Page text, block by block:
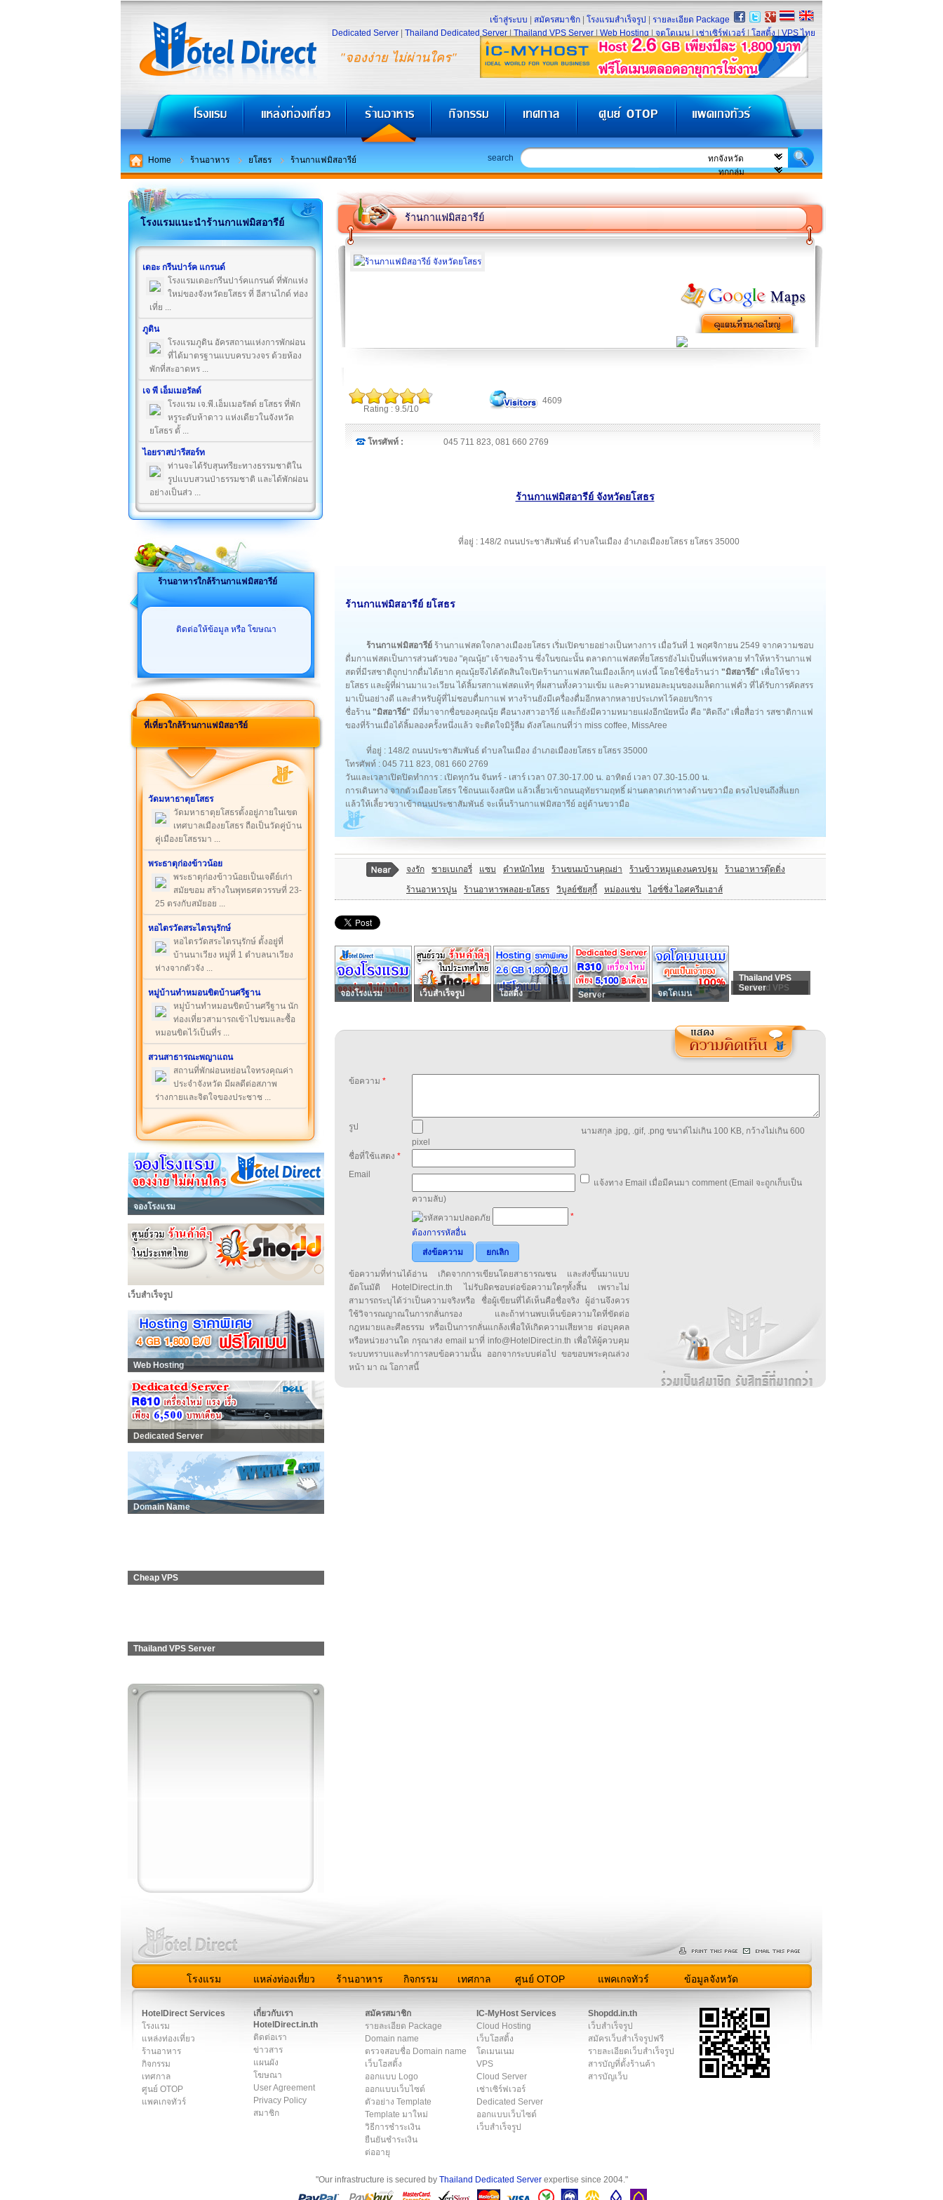
"จองง่าย ไม่ผ่านใคร"
เข้าสู่ระบบ สมัครสมาชิก โรงแรมสำเร็จรูป
รายละเอียด Package
Dedicated Server
Thailand Dedicated Server Thailand VPS Server Web Hosting จดโดเมน เช่าเซิร์ฟเวอร์ โฮสติ้ง VPS ไทย
Home ร้านอาหาร ยโสธร ร้านกาแฟมิสอารีย์ search
โรงแรมแนะนำร้านกาแฟมิสอารีย์
เดอะ กรีนปาร์ค แกรนด์
โรงแรมเดอะกรีนปาร์คแกรนด์ ที่พักแห่ง
ใหม่ของจังหวัดยโสธร ที่ อีสานไกด์ ท่อง
เที่ย ...
ภูดิน
โรงแรมภูดิน อัครสถานแห่งการพักผ่อน
ที่ได้มาตรฐานแบบครบวงจร ด้วยห้อง
พักที่สะอาดหร ...
เจ พี เอ็มเมอรัลด์
โรงแรม เจ.พี.เอ็มเมอรัลด์ ยโสธร ที่พัก
หรูระดับห้าดาว แห่งเดียวในจังหวัด
ยโสธร ตั้ ...
ไอยราสปารีสอร์ท
ท่านจะได้รับสุนทรียะทางธรรมชาติใน
รูปแบบสวนป่าธรรมชาติ และได้พักผ่อน
อย่างเป็นส่ว ...
ร้านอาหารใกล้ร้านกาแฟมิสอารีย์
ติดต่อให้ข้อมูล หรือ โฆษณา
ที่เที่ยวใกล้ร้านกาแฟมิสอารีย์
วัดมหาธาตุยโสธร
วัดมหาธาตุยโสธรตั้งอยู่ภายในเขต
เทศบาลเมืองยโสธร ถือเป็นวัดคู่บ้าน
คู่เมืองยโสธรมา ...
พระธาตุก่องข้าวน้อย
พระธาตุก่องข้าวน้อยเป็นเจดีย์เก่า
สมัยขอม สร้างในพุทธศตวรรษที่ 23-
25 ตรงกับสมัยอย ...
หอไตรวัดสระไตรนุรักษ์
หอไตรวัดสระไตรนุรักษ์ ตั้งอยู่ที่
บ้านนาเวียง หมู่ที่ 1 ตำบลนาเวียง
ห่างจากตัวจัง ...
หมู่บ้านทำหมอนขิตบ้านศรีฐาน
หมู่บ้านทำหมอนขิตบ้านศรีฐาน นัก
ท่องเที่ยวสามารถเข้าไปชมและซื้อ
หมอนขิตไว้เป็นที่ร ...
สวนสาธารณะพญาแถน
สถานที่พักผ่อนหย่อนใจทรงคุณค่า
ประจำจังหวัด มีผลดีต่อสภาพ
ร่างกายและจิตใจของประชาช ...
จองโรงแรม
เว็บสำเร็จรูป
Web Hosting
Dedicated Server
Domain Name
Cheap VPS
Thailand VPS Server
ร้านกาแฟมิสอารีย์
Rating : 9.5/10
4609
โทรศัพท์ : 045 711 823, 081 660 2769
ร้านกาแฟมิสอารีย์ จังหวัดยโสธร
ที่อยู่ : 148/2 ถนนประชาสัมพันธ์ ตำบลในเมือง อำเภอเมืองยโสธร ยโสธร 35000
ร้านกาแฟมิสอารีย์ ยโสธร
ร้านกาแฟมิสอารีย์ ร้านกาแฟสดใจกลางเมืองยโสธร เริ่มเปิดขายอย่างเป็นทางการ เมื่อวันที่ 1 พฤศจิกายน 2549 จากความชอบ
ดื่มกาแฟสดเป็นการส่วนตัวของ "คุณนุ้ย" เจ้าของร้าน ซึ่งในขณะนั้น ตลาดกาแฟสดที่ยโสธรยังไม่เป็นที่แพร่หลาย ทำให้หาร้านกาแฟ
สดที่มีรสชาติถูกปากดื่มได้ยาก คุณนุ้ยจึงได้ตัดสินใจเปิดร้านกาแฟสดในเมืองเล็กๆ แห่งนี้ โดยใช้ชื่อร้านว่า "มิสอารีย์" เพื่อให้ชาว
ยโสธร และผู้ที่ผ่านมาแวะเวียน ได้ลิ้มรสกาแฟสดแท้ๆ ที่ผสานทั้งความเข้ม และความหอมละมุนของเมล็ดกาแฟคั่ว ที่ได้รับการคัดสรร
มาเป็นอย่างดี และสำหรับผู้ที่ไม่ชอบดื่มกาแฟ ทางร้านยังมีเครื่องดื่มอีกหลากหลายประเภทไว้คอยบริการ
ชื่อร้าน "มิสอารีย์" มีที่มาจากชื่อของคุณนุ้ย คือนางสาวอารีย์ และก็ยังมีความหมายแฝงอีกนัยหนึ่ง คือ "คิดถึง" เพื่อสื่อว่า รสชาติกาแฟ
ของที่ร้านเมื่อได้ลิ้มลองครั้งหนึ่งแล้ว จะติดใจมิรู้ลืม ดังสโลแกนที่ว่า miss coffee, MissAree
ที่อยู่ : 148/2 ถนนประชาสัมพันธ์ ตำบลในเมือง อำเภอเมืองยโสธร ยโสธร 35000
โทรศัพท์ : 045 711 823, 081 660 2769
วันและเวลาเปิดปิดทำการ : เปิดทุกวัน จันทร์ - เสาร์ เวลา 07.30-17.00 น. อาทิตย์ เวลา 07.30-15.00 น.
การเดินทาง จากตัวเมืองยโสธร ใช้ถนนแจ้งสนิท แล้วเลี้ยวเข้าถนนอุทัยรามฤทธิ์ ผ่านตลาดเก่าทางด้านขวามือ ตรงไปจนถึงสี่แยก
แล้วให้เลี้ยวขวาเข้าถนนประชาสัมพันธ์ จะเห็นร้านกาแฟมิสอารีย์ อยู่ด้านขวามือ
จงรัก ชายเบเกอรี่ แซบ ตำหนักไทย ร้านขนมบ้านคุณย่า ร้านข้าวหมูแดงนครปฐม ร้านอาหารตุ๊ดติ่ง
ร้านอาหารปูน ร้านอาหารพลอย-ยโสธร วิบูลย์ชัยสุกี้ หม่องแซ่บ ไอซ์ซิ่ง ไอศครีมเฮาส์
จองโรงแรม เว็บสำเร็จรูป โฮสติ้ง Server จดโดเมน
Thailand VPS
Thailand VPS
Server
ข้อความ *
รูป
นามสกุล .jpg, .gif, .png ขนาด์ไม่เกิน 100 KB, กว้างไม่เกิน 600
pixel
ชื่อที่ใช้แสดง *
Email
แจ้งทาง Email เมื่อมีคนมา comment (Email จะถูกเก็บเป็น
ความลับ)
*
ต้องการรหัสอื่น
ส่งข้อความ
ยกเลิก
ข้อความที่ท่านได้อ่าน เกิดจากการเขียนโดยสาธารณชน และส่งขึ้นมาแบบ
อัตโนมัติ HotelDirect.in.th ไม่รับผิดชอบต่อข้อความใดๆทั้งสิ้น เพราะไม่
สามารถระบุได้ว่าเป็นความจริงหรือ ชื่อผู้เขียนที่ได้เห็นคือชื่อจริง ผู้อ่านจึงควร
ใช้วิจารณญาณในการกลั่นกรอง และถ้าท่านพบเห็นข้อความใดที่ขัดต่อ
กฎหมายและศีลธรรม หรือเป็นการกลั่นแกล้งเพื่อให้เกิดความเสียหาย ต่อบุคคล
หรือหน่วยงานใด กรุณาส่ง email มาที่ info@HotelDirect.in.th เพื่อให้ผู้ควบคุม
ระบบทราบและทำการลบข้อความนั้น ออกจากระบบต่อไป ขอขอบพระคุณล่วง
หน้า มา ณ โอกาสนี้
โรงแรม แหล่งท่องเที่ยว ร้านอาหาร กิจกรรม เทศกาล ศูนย์ OTOP แพคเกจทัวร์ ข้อมูลจังหวัด
HotelDirect Services
โรงแรม
แหล่งท่องเที่ยว
ร้านอาหาร
กิจกรรม
เทศกาล
ศูนย์ OTOP
แพคเกจทัวร์
เกี่ยวกับเรา
HotelDirect.in.th
ติดต่อเรา
ข่าวสาร
แผนผัง
โฆษณา
User Agreement
Privacy Policy
สมาชิก
สมัครสมาชิก
รายละเอียด Package
Domain name
ตรวจสอบชื่อ Domain name
เว็บโฮสติ้ง
ออกแบบ Logo
ออกแบบเว็บไซต์
ตัวอย่าง Template
Template มาใหม่
วิธีการชำระเงิน
ยืนยันชำระเงิน
ต่ออายุ
IC-MyHost Services
Cloud Hosting
เว็บโฮสติ้ง
โดเมนเนม
VPS
Cloud Server
เช่าเซิร์ฟเวอร์
Dedicated Server
ออกแบบเว็บไซต์
เว็บสำเร็จรูป
Shopdd.in.th
เว็บสำเร็จรูป
สมัครเว็บสำเร็จรูปฟรี
รายละเอียดเว็บสำเร็จรูป
สารบัญที่ตั้งร้านค้า
สารบัญเว็บ
"Our infrastructure is secured by Thailand Dedicated Serverexpertise since 2004."